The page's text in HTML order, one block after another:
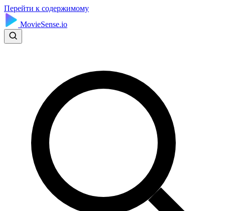
Перейти к содержимому
MovieSense.io